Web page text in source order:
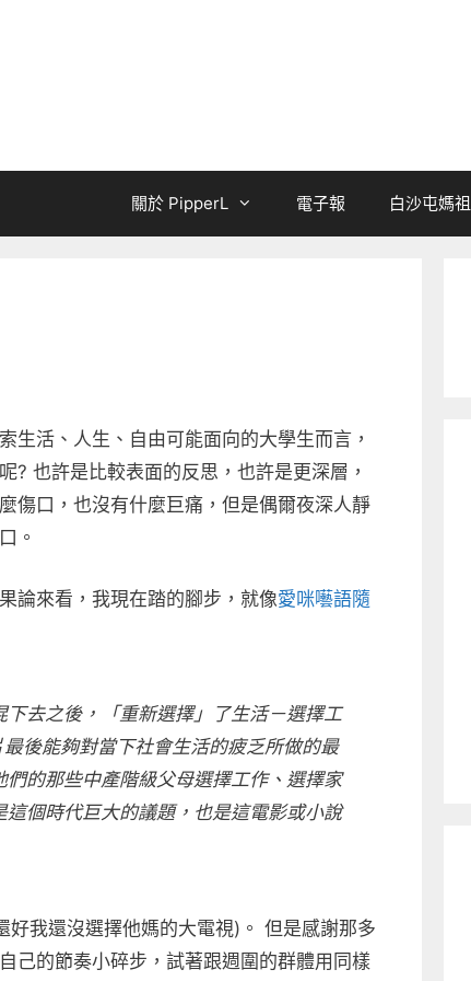
關於 PipperL 電子報 白沙屯媽祖
生活、人生、自由可能面向的大學生而言，
? 也許是比較表面的反思，也許是更深層，
傷口，也沒有什麼巨痛，但是偶爾夜深人靜
。
論來看，我現在踏的腳步，就像愛咪囈語隨
去之後，「重新選擇」了生活－選擇工
後能夠對當下社會生活的疲乏所做的最
的那些中產階級父母選擇工作、選擇家
個時代巨大的議題，也是這電影或小說
我還沒選擇他媽的大電視)。 但是感謝那多
己的節奏小碎步，試著跟週圍的群體用同樣